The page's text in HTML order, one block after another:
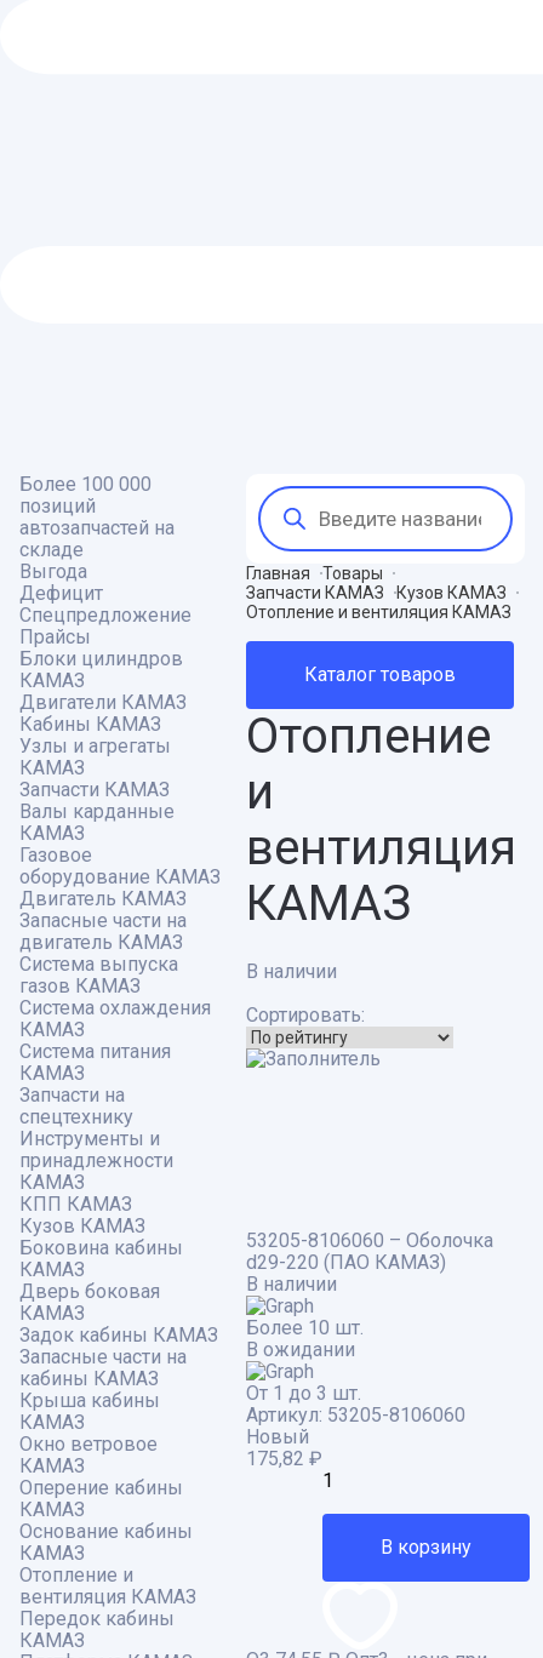
Более 100 000
позиций
автозапчастей на
складе
Выгода
Дефицит
Спецпредложение
Прайсы
Блоки цилиндров
КАМАЗ
Двигатели КАМАЗ
Кабины КАМАЗ
Узлы и агрегаты
КАМАЗ
Запчасти КАМАЗ
Валы карданные
КАМАЗ
Газовое
оборудование КАМАЗ
Двигатель КАМАЗ
Запасные части на
двигатель КАМАЗ
Система выпуска
газов КАМАЗ
Система охлаждения
КАМАЗ
Система питания
КАМАЗ
Запчасти на
спецтехнику
Инструменты и
принадлежности
КАМАЗ
КПП КАМАЗ
Кузов КАМАЗ
Боковина кабины
КАМАЗ
Дверь боковая
КАМАЗ
Задок кабины КАМАЗ
Запасные части на
кабины КАМАЗ
Крыша кабины
КАМАЗ
Окно ветровое
КАМАЗ
Оперение кабины
КАМАЗ
Основание кабины
КАМАЗ
Отопление и
вентиляция КАМАЗ
Передок кабины
КАМАЗ
Поиск
товаров
Главная
Товары
Запчасти КАМАЗ
Кузов КАМАЗ
Отопление и вентиляция КАМАЗ
Каталог товаров
Отопление
и
вентиляция
КАМАЗ
В наличии
Сортировать:
53205-8106060 – Оболочка
d29-220 (ПАО КАМАЗ)
В наличии
Более 10 шт.
В ожидании
От 1 до 3 шт.
Артикул: 53205-8106060
Новый
175,82 ₽
В корзину